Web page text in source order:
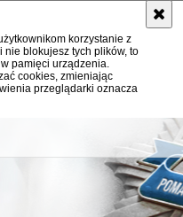
korzystanie z
nie blokujesz tych plików, to
pamięci urządzenia.
cookies, zmieniając
przeglądarki oznacza